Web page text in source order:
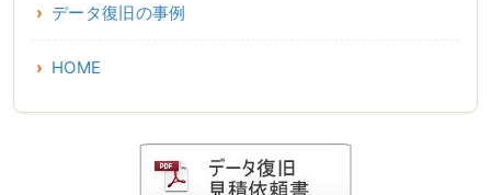
データ復旧の事例
HOME